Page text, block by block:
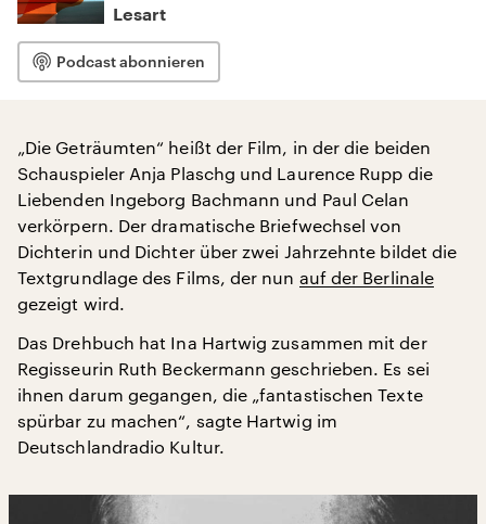
Lesart
Podcast abonnieren
„Die Geträumten“ heißt der Film, in der die beiden
Schauspieler Anja Plaschg und Laurence Rupp die
Liebenden Ingeborg Bachmann und Paul Celan
verkörpern. Der dramatische Briefwechsel von
Dichterin und Dichter über zwei Jahrzehnte bildet die
Textgrundlage des Films, der nun auf der Berlinale
gezeigt wird.
Das Drehbuch hat Ina Hartwig zusammen mit der
Regisseurin Ruth Beckermann geschrieben. Es sei
ihnen darum gegangen, die „fantastischen Texte
spürbar zu machen“, sagte Hartwig im
Deutschlandradio Kultur.